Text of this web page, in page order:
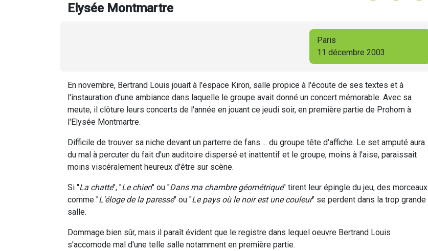
Elysée Montmartre
Paris
11 décembre 2003
En novembre, Bertrand Louis jouait à l'espace Kiron, salle propice à l'écoute de ses textes et à
l'instauration d'une ambiance dans laquelle le groupe avait donné un concert mémorable. Avec sa
meute, il clôture leurs concerts de l'année en jouant ce jeudi soir, en première partie de Prohom à
l'Elysée Montmartre.
Difficile de trouver sa niche devant un parterre de fans ... du groupe tête d'affiche. Le set amputé aura
du mal à percuter du fait d'un auditoire dispersé et inattentif et le groupe, moins à l'aise, paraissait
moins viscéralement heureux d'être sur scène.
Si "La chatte", "Le chien" ou "Dans ma chambre géométrique" tirent leur épingle du jeu, des morceaux
comme "L'éloge de la paresse" ou "Le pays où le noir est une couleur" se perdent dans la trop grande
salle.
Dommage bien sûr, mais il paraît évident que le registre dans lequel oeuvre Bertrand Louis
s'accomode mal d'une telle salle notamment en première partie.